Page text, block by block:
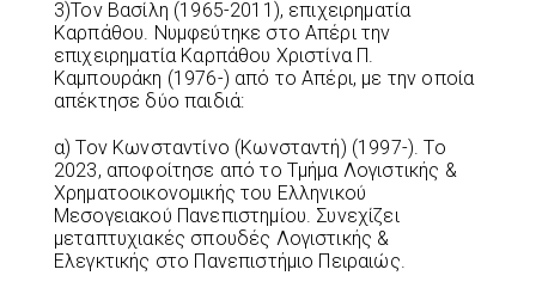
3)Τον Βασίλη (1965-2011), επιχειρηματία
Καρπάθου. Νυμφεύτηκε στο Απέρι την
επιχειρηματία Καρπάθου Χριστίνα Π.
Καμπουράκη (1976-) από το Απέρι, με την οποία
απέκτησε δύο παιδιά:
α) Τον Κωνσταντίνο (Κωνσταντή) (1997-). Το
2023, αποφοίτησε από το Τμήμα Λογιστικής &
Χρηματοοικονομικής του Ελληνικού
Μεσογειακού Πανεπιστημίου. Συνεχίζει
μεταπτυχιακές σπουδές Λογιστικής &
Ελεγκτικής στο Πανεπιστήμιο Πειραιώς.